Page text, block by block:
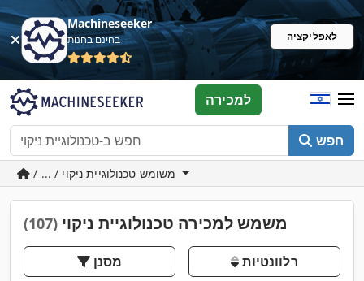
Machineseeker
בחינם בחנות לאפליקציה
חפש
למכירה
משמש למכירה טכנולוגיית ניקוי (107)
מסנן רלוונטיות